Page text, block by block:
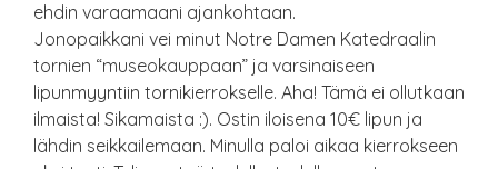
ehdin varaamaani ajankohtaan.
Jonopaikkani vei minut Notre Damen Katedraalin
tornien “museokauppaan” ja varsinaiseen
lipunmyyntiin tornikierrokselle. Aha! Tämä ei ollutkaan
ilmaista! Sikamaista :). Ostin iloisena 10€ lipun ja
lähdin seikkailemaan. Minulla paloi aikaa kierrokseen